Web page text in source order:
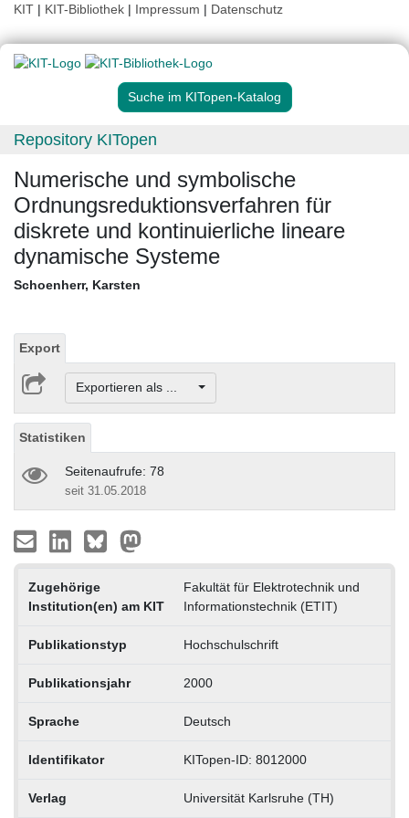
KIT | KIT-Bibliothek | Impressum | Datenschutz
Suche im KITopen-Katalog
Repository KITopen
Numerische und symbolische
Ordnungsreduktionsverfahren für
diskrete und kontinuierliche lineare
dynamische Systeme
Schoenherr, Karsten
Export
Exportieren als ...
Statistiken
Seitenaufrufe: 78
seit 31.05.2018
Zugehörige
Institution(en) am KIT
Fakultät für Elektrotechnik und
Informationstechnik (ETIT)
Publikationstyp Hochschulschrift
Publikationsjahr 2000
Sprache Deutsch
Identifikator KITopen-ID: 8012000
Verlag Universität Karlsruhe (TH)